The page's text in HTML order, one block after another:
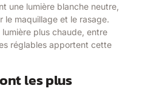
une lumière blanche neutre,
le maquillage et le rasage.
plus chaude, entre
réglables apportent cette
les plus